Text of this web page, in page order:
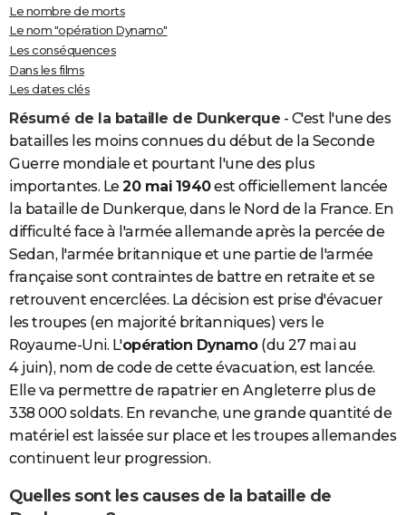
Bricolage
Lifestyle
Culture
Sport
Auto
Television
Voyage
Cinema
Le nombre de morts
Le nom "opération Dynamo"
Les conséquences
Dans les films
Les dates clés
Résumé de la bataille de Dunkerque - C'est l'une des
batailles les moins connues du début de la Seconde
Guerre mondiale et pourtant l'une des plus
importantes. Le 20 mai 1940est officiellement lancée
la bataille de Dunkerque, dans le Nord de la France. En
difficulté face à l'armée allemande après la percée de
Sedan, l'armée britannique et une partie de l'armée
française sont contraintes de battre en retraite et se
retrouvent encerclées. La décision est prise d'évacuer
les troupes (en majorité britanniques) vers le
Royaume-Uni. L'opération Dynamo(du 27 mai au
4 juin), nom de code de cette évacuation, est lancée.
Elle va permettre de rapatrier en Angleterre plus de
338 000 soldats. En revanche, une grande quantité de
matériel est laissée sur place et les troupes allemandes
continuent leur progression.
Quelles sont les causes de la bataille de